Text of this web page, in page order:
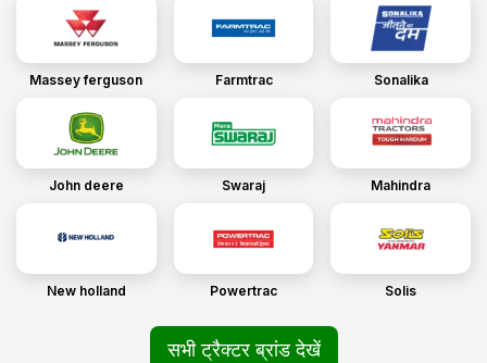
Massey ferguson Farmtrac Sonalika
John deere Swaraj Mahindra
New holland Powertrac Solis
सभी ट्रैक्टर ब्रांड देखें